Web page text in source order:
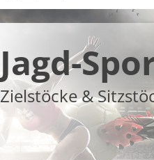
Jagd-
Zielstöcke &